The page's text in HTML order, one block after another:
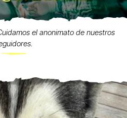
el anonimato de nuestros